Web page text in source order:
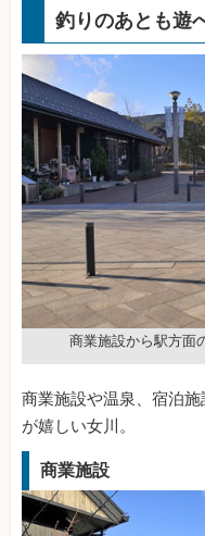
釣りのあとも遊
商業施設から駅方面
商業施設や温泉、宿泊
が嬉しい女川。
商業施設